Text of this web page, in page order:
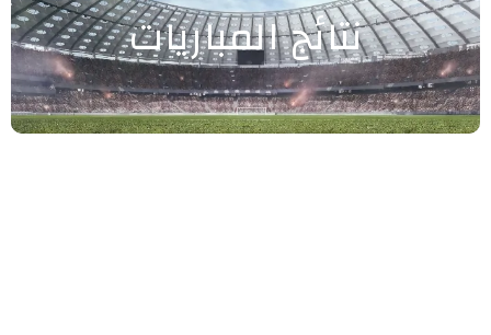
نتائج المباريات